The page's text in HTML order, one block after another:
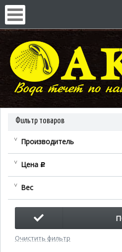
Фильтр товаров
Производитель
Цена c
Вес
Очистить фильтр